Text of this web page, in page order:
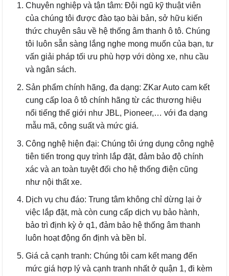
Chuyên nghiệp và tận tâm: Đội ngũ kỹ thuật viên
của chúng tôi được đào tạo bài bản, sở hữu kiến
thức chuyên sâu về hệ thống âm thanh ô tô. Chúng
tôi luôn sẵn sàng lắng nghe mong muốn của bạn, tư
vấn giải pháp tối ưu phù hợp với dòng xe, nhu cầu
và ngân sách.
Sản phẩm chính hãng, đa dạng: ZKar Auto cam kết
cung cấp loa ô tô chính hãng từ các thương hiệu
nổi tiếng thế giới như JBL, Pioneer,… với đa dạng
mẫu mã, công suất và mức giá.
Công nghệ hiện đại: Chúng tôi ứng dụng công nghệ
tiên tiến trong quy trình lắp đặt, đảm bảo độ chính
xác và an toàn tuyệt đối cho hệ thống điện cũng
như nội thất xe.
Dịch vụ chu đáo: Trung tâm không chỉ dừng lại ở
việc lắp đặt, mà còn cung cấp dịch vụ bảo hành,
bảo trì định kỳ ở q1, đảm bảo hệ thống âm thanh
luôn hoạt động ổn định và bền bỉ.
Giá cả cạnh tranh: Chúng tôi cam kết mang đến
mức giá hợp lý và cạnh tranh nhất ở quận 1, đi kèm